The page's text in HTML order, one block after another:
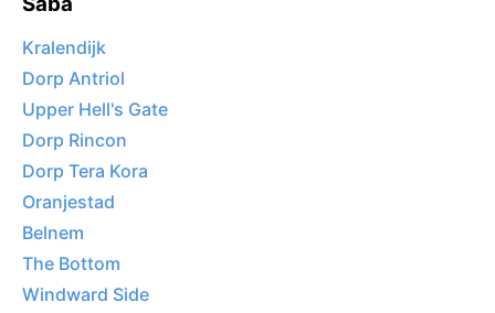
Kralendijk
Dorp Antriol
Upper Hell's Gate
Dorp Rincon
Dorp Tera Kora
Oranjestad
Belnem
The Bottom
Windward Side